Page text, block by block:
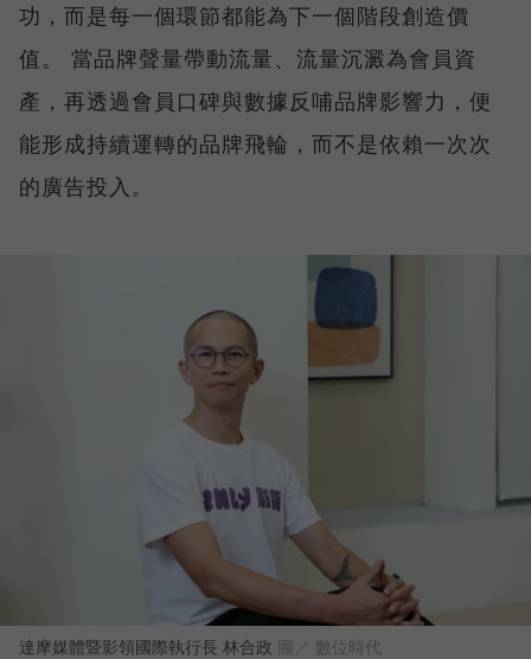
功，而是每一個環節都能為下一個階段創造價
值。 當品牌聲量帶動流量、流量沉澱為會員資
產，再透過會員口碑與數據反哺品牌影響力，便
能形成持續運轉的品牌飛輪，而不是依賴一次次
的廣告投入。
達摩媒體暨影領國際執行長 林合政 圖／ 數位時代